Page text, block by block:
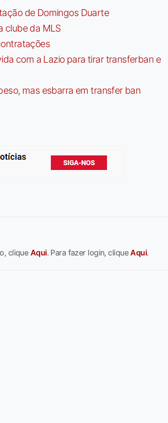
de Domingos Duarte
clube da MLS
com a Lazio para tirar transferban e
mas esbarra em transfer ban
cliqueAqui. Para fazer login, cliqueAqui.